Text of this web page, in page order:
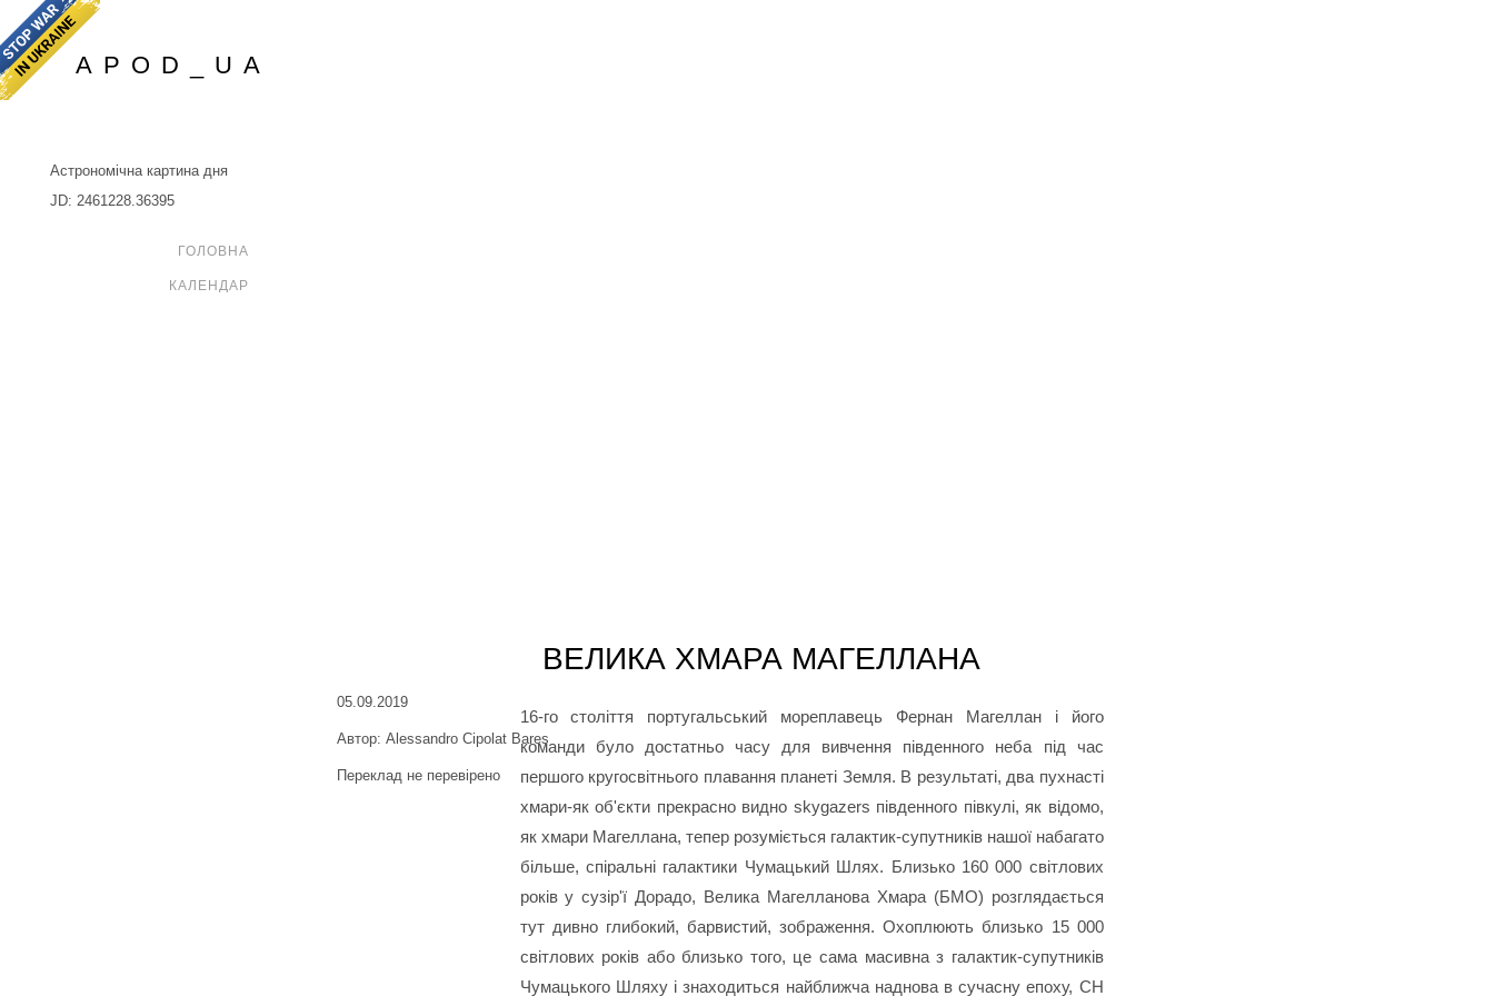
APOD_UA
Астрономічна картина дня
JD: 2461228.36395
ГОЛОВНА
КАЛЕНДАР
05.09.2019
Автор: Alessandro Cipolat Bares
Переклад не перевірено
ВЕЛИКА ХМАРА МАГЕЛЛАНА
16-го століття португальський мореплавець Фернан Магеллан і його
команди було достатньо часу для вивчення південного неба під час
першого кругосвітнього плавання планеті Земля. В результаті, два пухнасті
хмари-як об'єкти прекрасно видно skygazers південного півкулі, як відомо,
як хмари Магеллана, тепер розуміється галактик-супутників нашої набагато
більше, спіральні галактики Чумацький Шлях. Близько 160 000 світлових
років у сузір'ї Дорадо, Велика Магелланова Хмара (БМО) розглядається
тут дивно глибокий, барвистий, зображення. Охоплюють близько 15 000
світлових років або близько того, це сама масивна з галактик-супутників
Чумацького Шляху і знаходиться найближча наднова в сучасну епоху, СН